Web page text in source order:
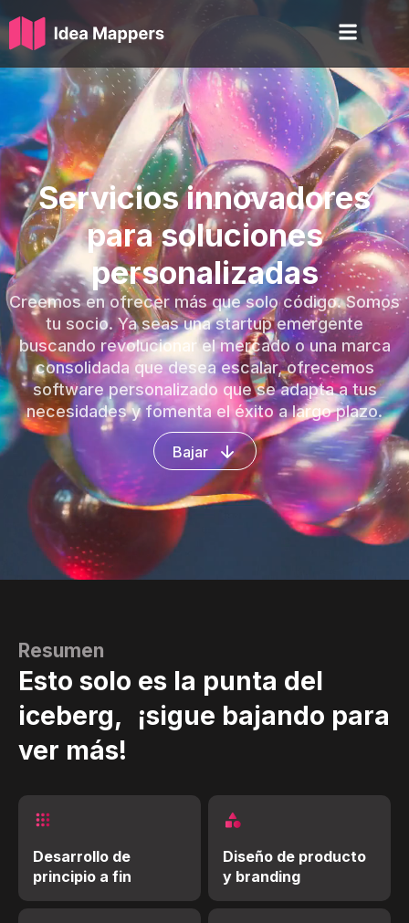
Servicios innovadores
para soluciones
personalizadas
Creemos en ofrecer más que solo código. Somos
tu socio. Ya seas una startup emergente
buscando revolucionar el mercado o una marca
consolidada que desea escalar, ofrecemos
software personalizado que se adapta a tus
necesidades y fomenta el éxito a largo plazo.
Bajar
Resumen
Esto solo es la punta del
iceberg, ¡sigue bajando para
ver más!
Desarrollo de
principio a fin
Diseño de producto
y branding